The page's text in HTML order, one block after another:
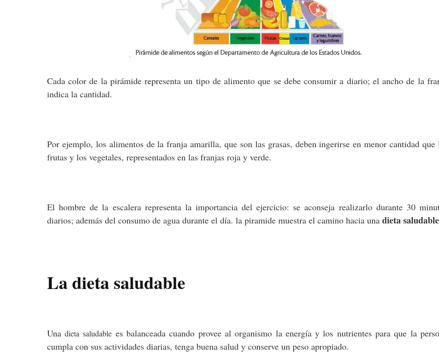
Cada color de la pirámide representa un tipo de alimento que se debe consumir a diario; el ancho de la
indica la cantidad.
Por ejemplo, los alimentos de la franja amarilla, que son las grasas, deben ingerirse en menor cantidad que
frutas y los vegetales, representados en las franjas roja y verde.
El hombre de la escalera representa la importancia del ejercicio: se aconseja realizarlo durante 30
diarios; además del consumo de agua durante el día. la piramide muestra el camino hacia una dieta saludable
La dieta saludable
Unadieta saludablees balanceada cuando provee al organismo la energía y los nutrientes para que la
cumpla con sus actividades diarias, tenga buena salud y conserve un peso apropiado.